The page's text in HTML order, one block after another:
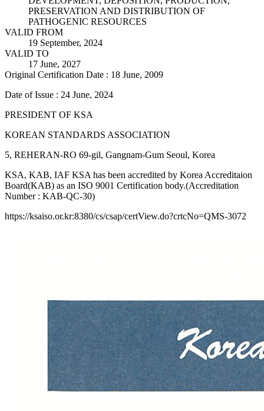
PRESERVATION AND DISTRIBUTION OF
PATHOGENIC RESOURCES
VALID FROM
19 September, 2024
VALID TO
17 June, 2027
Original Certification Date : 18 June, 2009
Date of Issue : 24 June, 2024
PRESIDENT OF KSA
KOREAN STANDARDS ASSOCIATION
5, REHERAN-RO 69-gil, Gangnam-Gum Seoul, Korea
KSA, KAB, IAF KSA has been accredited by Korea Accreditaion
Board(KAB) as an ISO 9001 Certification body.(Accreditation
Number : KAB-QC-30)
https://ksaiso.or.kr:8380/cs/csap/certView.do?crtcNo=QMS-3072